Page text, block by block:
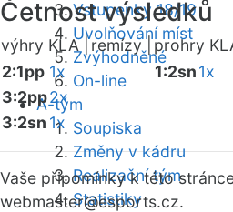
Vstupenky 18/19
Uvolňování míst
Zvýhodněné
On-line
A-tým
Soupiska
Změny v kádru
Realizační tým
Statistiky
Četnost výsledků
výhry KLA |remízy |prohry
2:1pp 1x
3:2pp2x
3:2sn 1x
1:2sn1x
Vaše připomínky k této
webmaster@esports.cz.